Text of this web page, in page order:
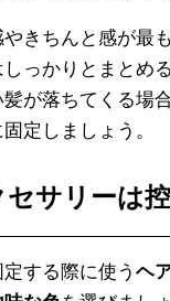
きちんと感が最
っかりとまとめ
が落ちてくる場
定しましょう。
サリーは
する際に使う ヘ